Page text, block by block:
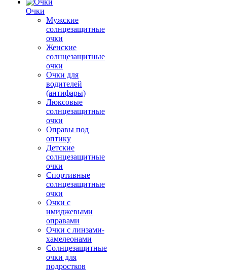
Очки
Мужские
солнцезащитные
очки
Женские
солнцезащитные
очки
Очки для
водителей
(антифары)
Люксовые
солнцезащитные
очки
Оправы под
оптику
Детские
солнцезащитные
очки
Спортивные
солнцезащитные
очки
Очки с
имиджевыми
оправами
Очки с линзами-
хамелеонами
Солнцезащитные
очки для
подростков